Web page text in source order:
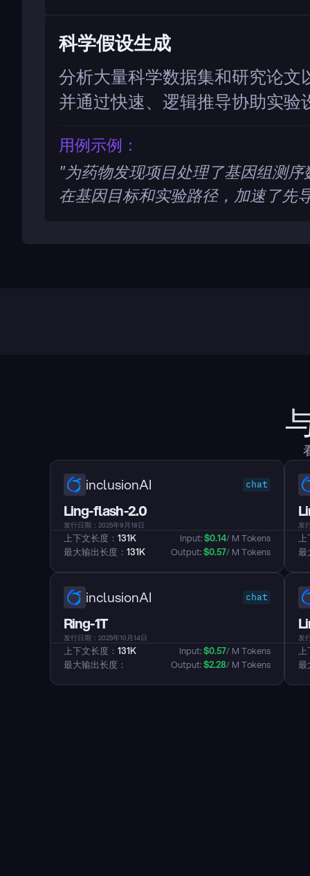
科学假设生成
分析大量科学数据集和研究论
并通过快速、逻辑推导协助实验
用例示例：
"为药物发现项目处理了基因组测
在基因目标和实验路径，加速了先
inclusionAI chat
Ling-flash-2.0
发行日期：2025年9月18日
上下文长度： 131K
最大输出长度： 131K
Input: $0.14/ M Tokens
Output: $0.57/ M Tokens
发
上
最
inclusionAI chat
Ring-1T
发行日期：2025年10月14日
上下文长度： 131K
最大输出长度：
Input: $0.57/ M Tokens
Output: $2.28/ M Tokens
发
上
最